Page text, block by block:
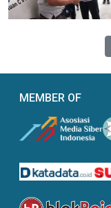
MEMBER OF